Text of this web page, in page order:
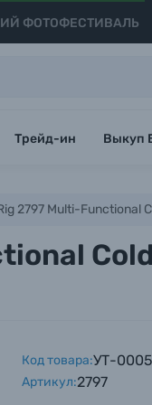
ФОТОФЕСТИВАЛЬ
Трейд-ин Выкуп
2797 Multi-
Код товара:УТ-
Артикул:2797